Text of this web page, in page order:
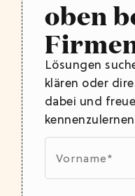
oben
Lösungen
klären oder
dabei und